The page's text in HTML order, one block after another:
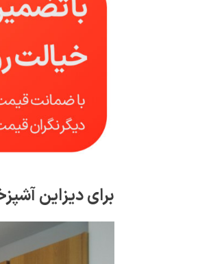
برای دیزاین